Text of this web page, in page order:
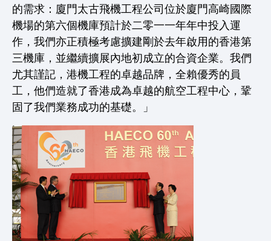
的需求：廈門太古飛機工程公司位於廈門高崎國際
機場的第六個機庫預計於二零一一年年中投入運
作，我們亦正積極考慮擴建剛於去年啟用的香港第
三機庫，並繼續擴展內地初成立的合資企業。我們
尤其謹記，港機工程的卓越品牌，全賴優秀的員
工，他們造就了香港成為卓越的航空工程中心，鞏
固了我們業務成功的基礎。」